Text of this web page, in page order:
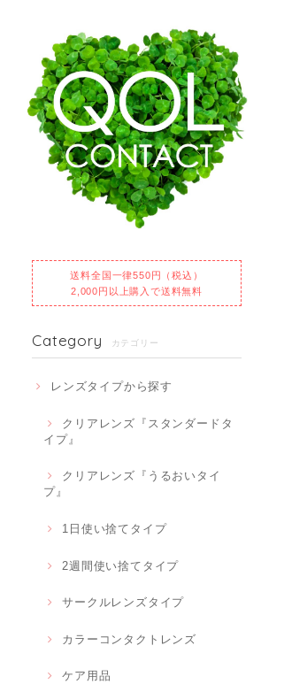
送料全国一律550円（税込）
2,000円以上購入で送料無料
Category カテゴリー
レンズタイプから探す
クリアレンズ『スタンダードタ
イプ』
クリアレンズ『うるおいタイ
プ』
1日使い捨てタイプ
2週間使い捨てタイプ
サークルレンズタイプ
カラーコンタクトレンズ
ケア用品